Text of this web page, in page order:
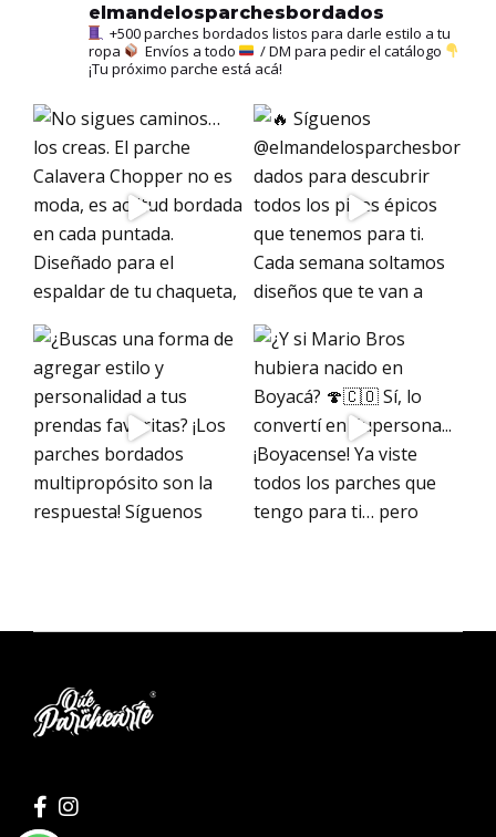
elmandelosparchesbordados
+500 parches bordados listos para darle estilo a tu
ropa
Envíos a todo
/ DM para pedir el catálogo
¡Tu próximo parche está acá!